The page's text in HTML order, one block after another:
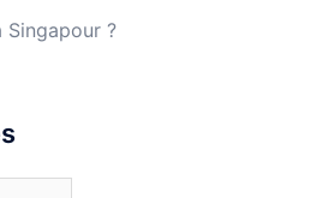
Singapour ?